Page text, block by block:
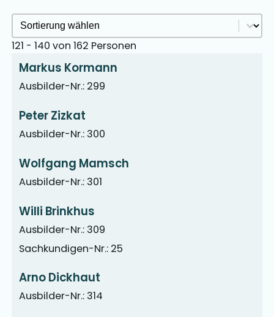
121 - 140 von 162 Personen
Ausbilder Sortieren Archive
Sort content
Markus Kormann
Ausbilder-Nr.: 299
Peter Zizkat
Ausbilder-Nr.: 300
Wolfgang Mamsch
Ausbilder-Nr.: 301
Willi Brinkhus
Ausbilder-Nr.: 309
Sachkundigen-Nr.: 25
Arno Dickhaut
Ausbilder-Nr.: 314